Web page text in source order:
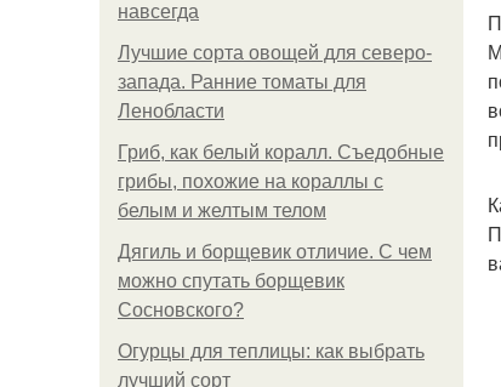
навсегда
Лучшие сорта овощей для северо-
запада. Ранние томаты для
Ленобласти
Гриб, как белый коралл. Съедобные
грибы, похожие на кораллы с
белым и желтым телом
Дягиль и борщевик отличие. С чем
можно спутать борщевик
Сосновского?
Огурцы для теплицы: как выбрать
лучший сорт